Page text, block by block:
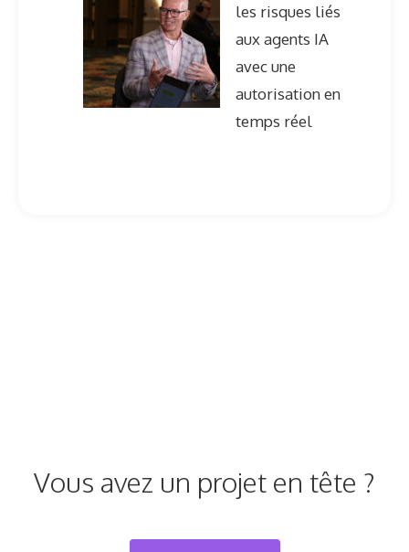
les risques liés
aux agents IA
avec une
autorisation en
temps réel
Vous avez un projet en tête ?